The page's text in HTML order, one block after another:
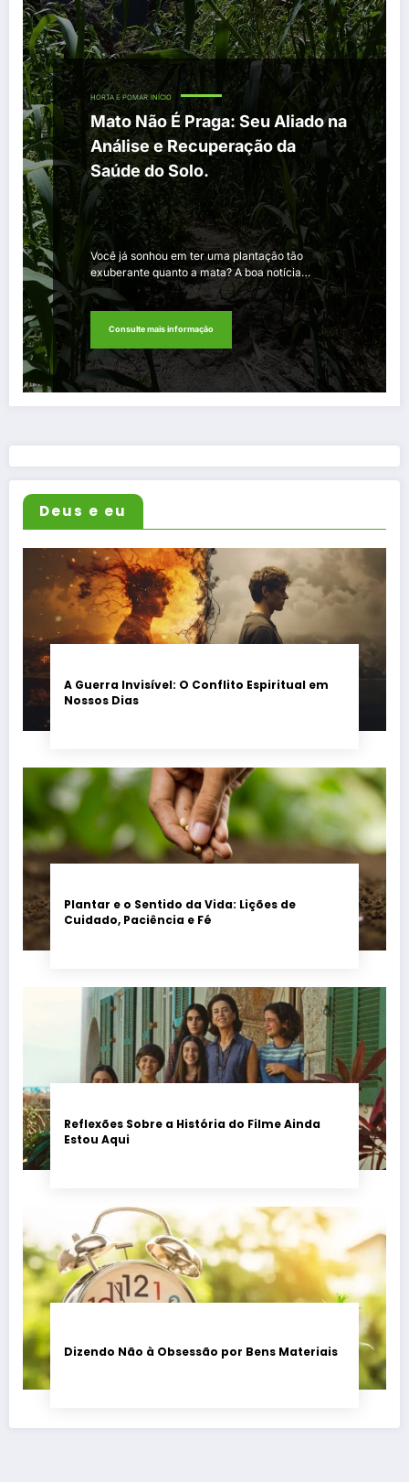
HORTA E POMAR INÍCIO
Mato Não É Praga: Seu Aliado na
Análise e Recuperação da
Saúde do Solo.
Você já sonhou em ter uma plantação tão
exuberante quanto a mata? A boa notícia…
Consulte mais informação
Deus e eu
A Guerra Invisível: O Conflito Espiritual em
Nossos Dias
Plantar e o Sentido da Vida: Lições de
Cuidado, Paciência e Fé
Reflexões Sobre a História do Filme Ainda
Estou Aqui
Dizendo Não à Obsessão por Bens Materiais